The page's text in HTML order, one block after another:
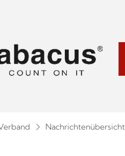
Nachrichtenübersicht